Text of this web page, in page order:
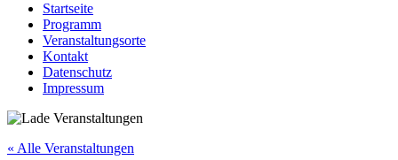
Startseite
Programm
Veranstaltungsorte
Kontakt
Datenschutz
Impressum
« Alle Veranstaltungen